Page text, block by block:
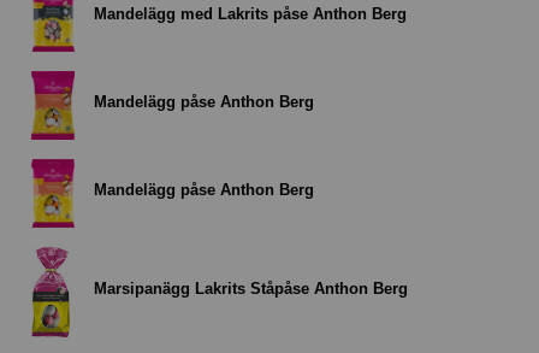
Mandelägg med Lakrits påse Anthon Berg
Mandelägg påse Anthon Berg
Mandelägg påse Anthon Berg
Marsipanägg Lakrits Ståpåse Anthon Berg